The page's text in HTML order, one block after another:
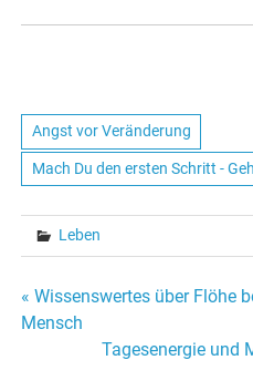
Angst vor Veränderung
Mach Du den ersten Schritt -
Leben
Beitrags-
Navigation
« Wissenswertes über Flöhe
Mensch
Tagesenergie und